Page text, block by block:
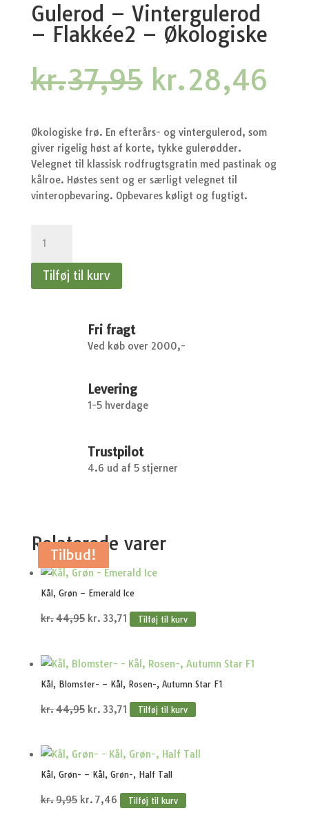
Gulerod – Vintergulerod
– Flakkée2 – Økologiske
kr.37,95 Den
oprindelige
var:
kr.37,95.
kr.28,46
er:
Økologiske frø. En efterårs- og vintergulerod, som
giver rigelig høst af korte, tykke gulerødder.
Velegnet til klassisk rodfrugtsgratin med pastinak og
kålroe. Høstes sent og er særligt velegnet til
vinteropbevaring. Opbevares køligt og fugtigt.
Vintergulerod
Tilføj til kurv
Fri fragt
Ved køb over 2000,-
Levering
1-5 hverdage
Trustpilot
4.6 ud af 5 stjerner
Relaterede varer
Tilbud!
Kål, Grøn – Emerald Ice
kr.44,95 Den
var:
kr.44,95.
kr. 33,71Den
er:
kr.33,71.
Tilføj til kurv
Tilbud!
Kål, Blomster- – Kål, Rosen-, Autumn Star F1
kr.44,95 Den
kr.44,95.
kr. 33,71Den
kr.33,71.
Tilføj til kurv
Tilbud!
Kål, Grøn- – Kål, Grøn-, Half Tall
kr.9,95 Den
kr. 7,46DenTilføj til kurv
Tilbud!
Tilbud!